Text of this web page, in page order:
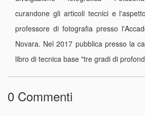
curandone gli articoli tecnici e
professore di fotografia presso
Novara. Nel 2017 pubblica presso la
libro di tecnica base "tre gradi di
0 Commenti